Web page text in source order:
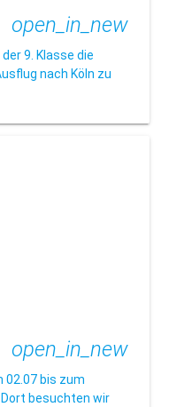
open_in_new
9. Klasse die
nach Köln zu
open_in_new
02.07 bis zum
Dort besuchten wir